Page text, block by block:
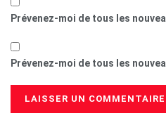
Prévenez-moi de tous les
Prévenez-moi de tous les